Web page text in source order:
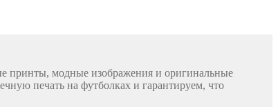
принты, модные изображения и оригинальные
печать на футболках и гарантируем, что